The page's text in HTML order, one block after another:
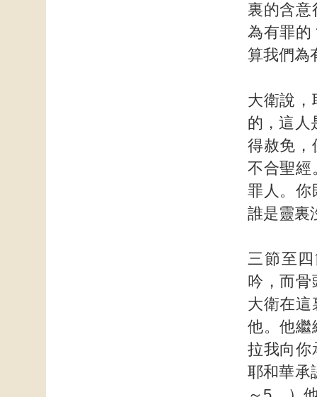
裏的含意
為有罪的
算我們為
大衛說，
的，這人
得赦免，
不合聖經
罪人。你
誰是靈裏
三節至
吟，而骨
大衛在這
他。他繼
拉我向你
耶和華承